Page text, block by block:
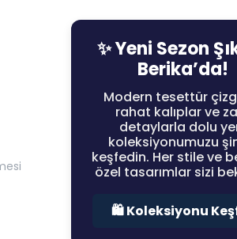
✨ Yeni Sezon
Berika’da!
Modern tesettür
rahat kalıplar ve
detaylarla dolu
koleksiyonumuzu
keşfedin. Her stile ve
özel tasarımlar sizi
🛍️ Koleksiyonu